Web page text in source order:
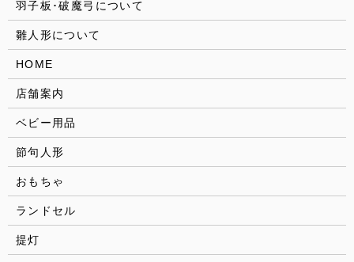
羽子板･破魔弓について
雛人形について
HOME
店舗案内
ベビー用品
節句人形
おもちゃ
ランドセル
提灯